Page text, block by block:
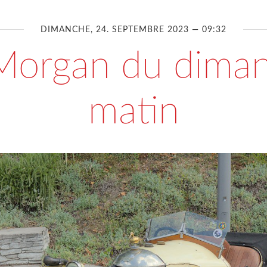
DIMANCHE, 24. SEPTEMBRE 2023 — 09:32
du
matin